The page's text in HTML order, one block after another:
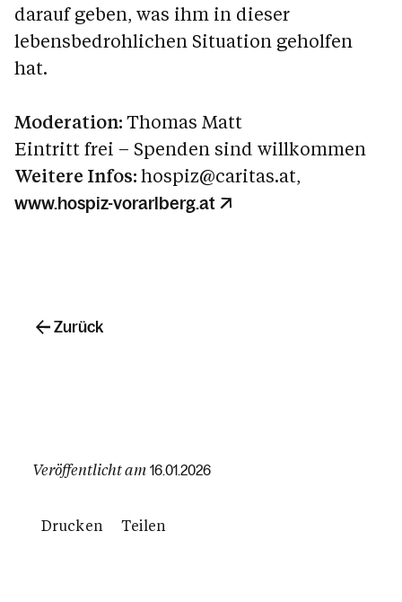
darauf geben, was ihm in dieser
lebensbedrohlichen Situation geholfen
hat.
Moderation:Thomas Matt
Eintritt frei – Spenden sind willkommen
Weitere Infos:hospiz@caritas.at,
www.hospiz-vorarlberg.at
Veröffentlicht am 16.01.2026
Drucken Teilen
Zurück